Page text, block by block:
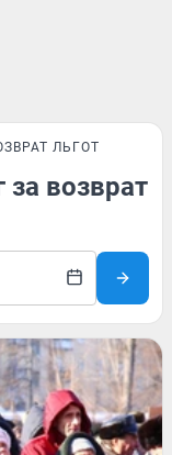
ЛЬГОТ
за возврат